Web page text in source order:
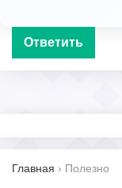
Ответить
Главная › Полезно